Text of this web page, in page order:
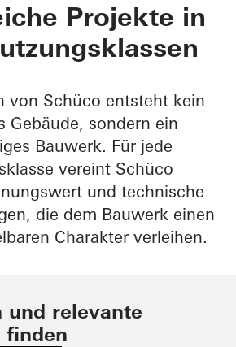
Projekte in
von Schüco entsteht kein
Gebäude, sondern ein
Bauwerk. Für jede
vereint Schüco
und technische
die dem Bauwerk einen
Charakter verleihen.​
relevante
finden